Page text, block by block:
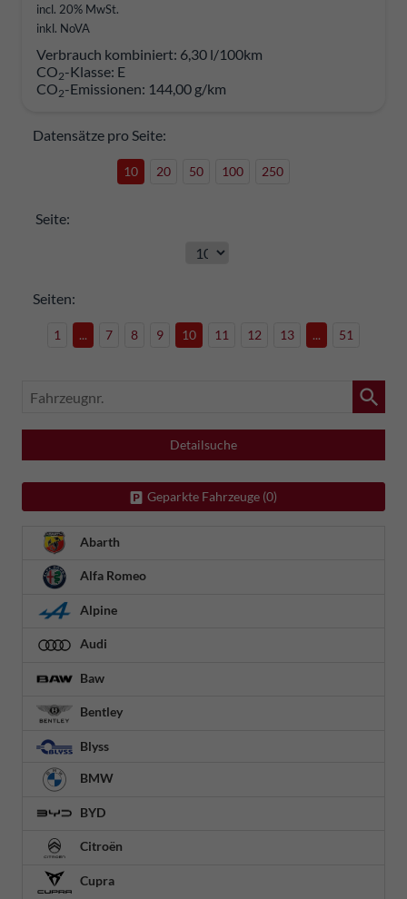
incl. 20% MwSt.
inkl. NoVA
Verbrauch kombiniert: 6,30 l/100km
CO2-Klasse: E
CO2-Emissionen: 144,00 g/km
Datensätze pro Seite:
10 20 50 100 250
Seite:
Seiten:
1 ... 7 8 9 10 11 12 13 ... 51
Fahrzeugnr.
Detailsuche
Geparkte Fahrzeuge (0)
Abarth
Alfa Romeo
Alpine
Audi
Baw
Bentley
Blyss
BMW
BYD
Citroën
Cupra